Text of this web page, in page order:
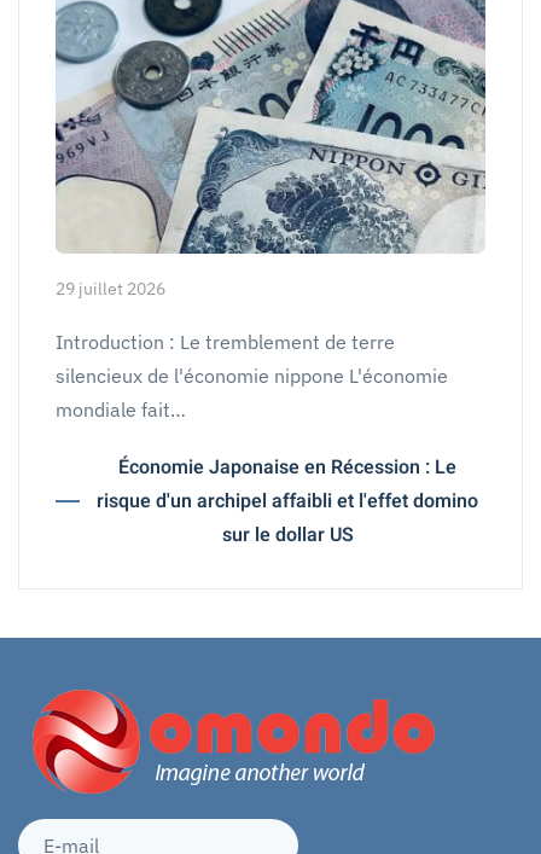
29 juillet 2026
Introduction : Le tremblement de terre
silencieux de l'économie nippone L'économie
mondiale fait…
Économie Japonaise en Récession : Le
risque d'un archipel affaibli et l'effet domino
sur le dollar US